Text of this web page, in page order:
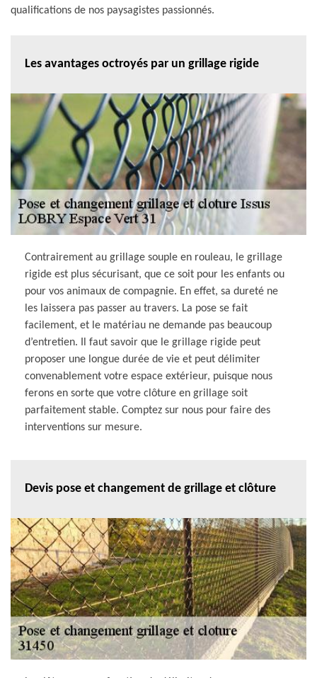
qualifications de nos paysagistes passionnés.
Les avantages octroyés par un grillage rigide
Contrairement au grillage souple en rouleau, le grillage
rigide est plus sécurisant, que ce soit pour les enfants ou
pour vos animaux de compagnie. En effet, sa dureté ne
les laissera pas passer au travers. La pose se fait
facilement, et le matériau ne demande pas beaucoup
d’entretien. Il faut savoir que le grillage rigide peut
proposer une longue durée de vie et peut délimiter
convenablement votre espace extérieur, puisque nous
ferons en sorte que votre clôture en grillage soit
parfaitement stable. Comptez sur nous pour faire des
interventions sur mesure.
Devis pose et changement de grillage et clôture